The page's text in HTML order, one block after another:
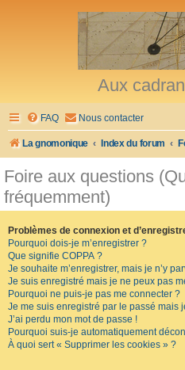
Aux
FAQ Nous contacter
La gnomonique Index du forum
Foire aux questions
fréquemment)
Problèmes de connexion et
Pourquoi dois-je m’enregistrer ?
Que signifie COPPA ?
Je souhaite m’enregistrer, mais je n’y
Je suis enregistré mais je ne peux pas
Pourquoi ne puis-je pas me connecter ?
Je me suis enregistré par le passé mais
J’ai perdu mon mot de passe !
Pourquoi suis-je automatiquement
À quoi sert « Supprimer les cookies » ?